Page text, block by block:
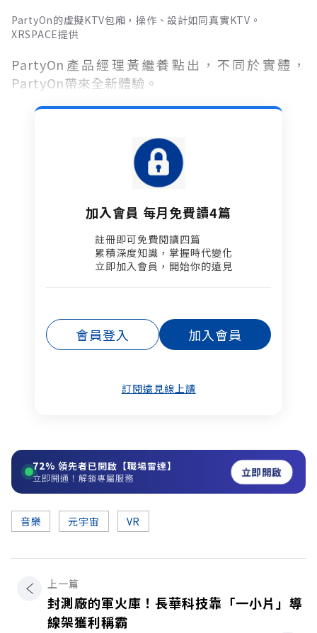
PartyOn的虛擬KTV包廂，操作、設計如同真實KTV。
XRSPACE提供
PartyOn產品經理黃繼養點出，不同於實體，
PartyOn帶來全新體驗。
加入會員 每月免費讀4篇
註冊即可免費閱讀四篇​
累積深度知識，掌握時代變化​
立即加入會員，開始你的遠見
會員登入 加入會員
訂閱遠見線上讀
72% 領先者已開啟【職場雷達】
立即開通！解鎖專屬服務 立即開啟
音樂 元宇宙 VR
上一篇
封測廠的軍火庫！長華科技靠「一小片」導
線架獲利稱霸